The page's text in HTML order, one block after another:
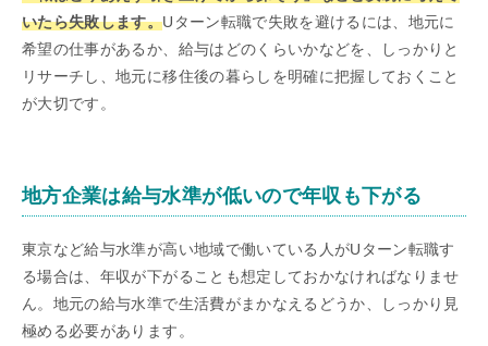
いたら失敗します。Uターン転職で失敗を避けるには、地元に
希望の仕事があるか、給与はどのくらいかなどを、しっかりと
リサーチし、地元に移住後の暮らしを明確に把握しておくこと
が大切です。
地方企業は給与水準が低いので年収も下がる
東京など給与水準が高い地域で働いている人がUターン転職す
る場合は、年収が下がることも想定しておかなければなりませ
ん。地元の給与水準で生活費がまかなえるどうか、しっかり見
極める必要があります。